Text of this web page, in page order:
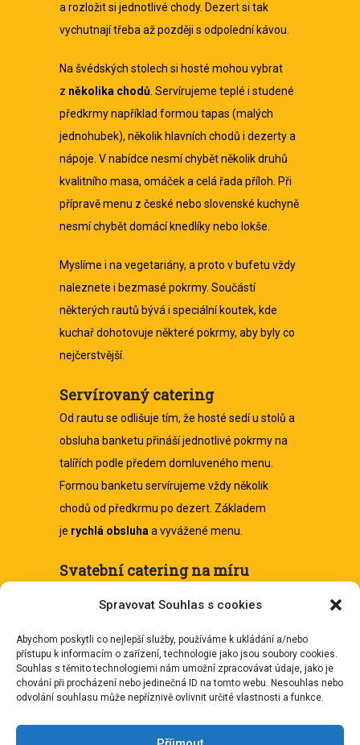
Spravovat Souhlas s cookies
Abychom poskytli co nejlepší služby, používáme k ukládání a/nebo
přístupu k informacím o zařízení, technologie jako jsou soubory cookies.
Souhlas s těmito technologiemi nám umožní zpracovávat údaje, jako je
chování při procházení nebo jedinečná ID na tomto webu. Nesouhlas nebo
odvolání souhlasu může nepříznivě ovlivnit určité vlastnosti a funkce.
a rozložit si jednotlivé chody. Dezert si tak
vychutnají třeba až později s odpolední kávou.
Na švédských stolech si hosté mohou vybrat
z několika chodů . Servírujeme teplé i studené
předkrmy například formou tapas (malých
jednohubek), několik hlavních chodů i dezerty a
nápoje. V nabídce nesmí chybět několik druhů
kvalitního masa, omáček a celá řada příloh. Při
přípravě menu z české nebo slovenské kuchyně
nesmí chybět domácí knedlíky nebo lokše.
Myslíme i na vegetariány, a proto v bufetu vždy
naleznete i bezmasé pokrmy. Součástí
některých rautů bývá i speciální koutek, kde
kuchař dohotovuje některé pokrmy, aby byly co
nejčerstvější.
Servírovaný catering
Od rautu se odlišuje tím, že hosté sedí u stolů a
obsluha banketu přináší jednotlivé pokrmy na
talířích podle předem domluveného menu.
Formou banketu servírujeme vždy několik
chodů od předkrmu po dezert. Základem
je rychlá obsluha a vyvážené menu.
Svatební catering na míru
sesvatebním cateringempomůžeme. Od
lehkého občerstvení, osvěžujících nápojů
pobohatou svatební hostinua dezerty.
Nelamte si s ničím hlavu. Postaráme se o
perfektní servis a zajistíme občerstvení po